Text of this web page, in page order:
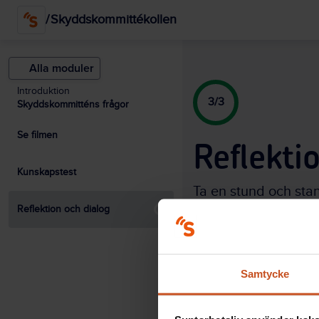
Samtycke
/Skyddskommittékollen
Alla moduler
Introduktion
Skyddskommitténs frågor
Se filmen
Kunskapstest
Reflektion och dialog
3/3
Ta en stund och
skyddskommittén.
eller välj en annan